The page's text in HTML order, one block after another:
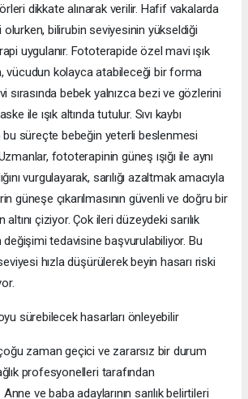
dikkate alınarak verilir. Hafif vakalarda
bilirubin seviyesinin yükseldiği
uygulanır. Fototerapide özel mavi ışık
vücudun kolayca atabileceği bir forma
sırasında bebek yalnızca bezi ve gözlerini
ile ışık altında tutulur. Sıvı kaybı
süreçte bebeğin yeterli beslenmesi
fototerapinin güneş ışığı ile aynı
vurgulayarak, sarılığı azaltmak amacıyla
güneşe çıkarılmasının güvenli ve doğru bir
altını çiziyor. Çok ileri düzeydeki sarılık
değişimi tedavisine başvurulabiliyor. Bu
hızla düşürülerek beyin hasarı riski
sürebilecek hasarları önleyebilir
çoğu zaman geçici ve zararsız bir durum
profesyonelleri tarafından
ve baba adaylarının sarılık belirtileri